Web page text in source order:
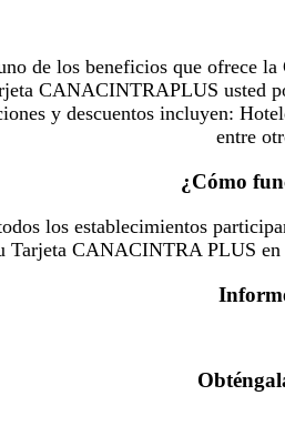
de los beneficios que ofrece
CANACINTRAPLUS usted
y descuentos incluyen:
entre
¿Cómo
los establecimientos
Tarjeta CANACINTRA PLUS